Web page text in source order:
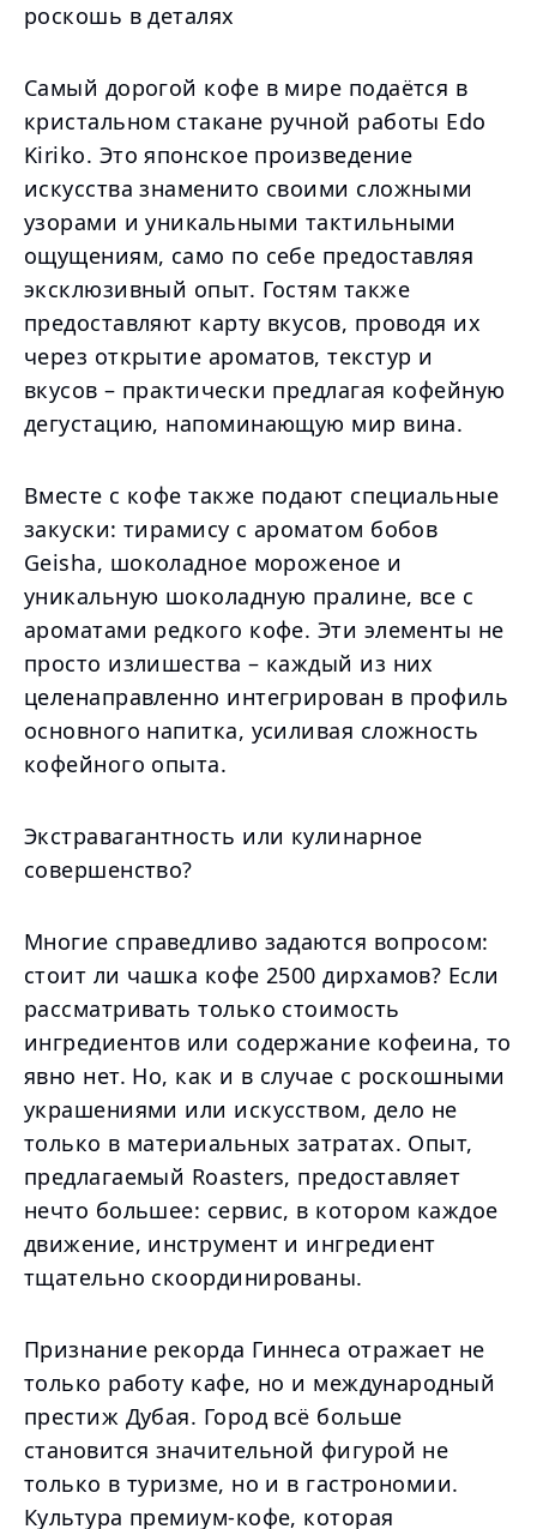
роскошь в деталях
Самый дорогой кофе в мире подаётся в
кристальном стакане ручной работы Edo
Kiriko. Это японское произведение
искусства знаменито своими сложными
узорами и уникальными тактильными
ощущениям, само по себе предоставляя
эксклюзивный опыт. Гостям также
предоставляют карту вкусов, проводя их
через открытие ароматов, текстур и
вкусов – практически предлагая кофейную
дегустацию, напоминающую мир вина.
Вместе с кофе также подают специальные
закуски: тирамису с ароматом бобов
Geisha, шоколадное мороженое и
уникальную шоколадную пралине, все с
ароматами редкого кофе. Эти элементы не
просто излишества – каждый из них
целенаправленно интегрирован в профиль
основного напитка, усиливая сложность
кофейного опыта.
Экстравагантность или кулинарное
совершенство?
Многие справедливо задаются вопросом:
стоит ли чашка кофе 2500 дирхамов? Если
рассматривать только стоимость
ингредиентов или содержание кофеина, то
явно нет. Но, как и в случае с роскошными
украшениями или искусством, дело не
только в материальных затратах. Опыт,
предлагаемый Roasters, предоставляет
нечто большее: сервис, в котором каждое
движение, инструмент и ингредиент
тщательно скоординированы.
Признание рекорда Гиннеса отражает не
только работу кафе, но и международный
престиж Дубая. Город всё больше
становится значительной фигурой не
только в туризме, но и в гастрономии.
Культура премиум-кофе, которая